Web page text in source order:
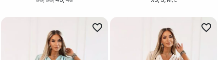
favorite_border favorite_border